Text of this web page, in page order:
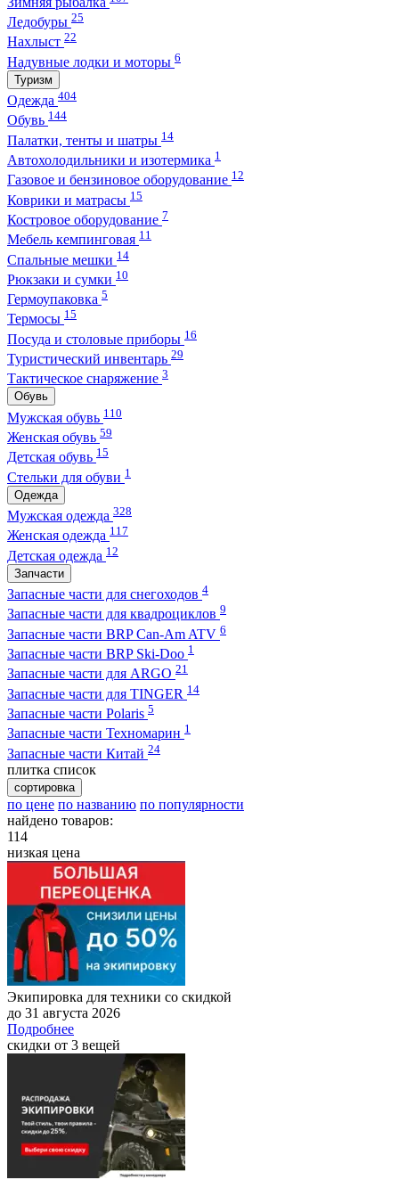
Ледобуры 25
Нахлыст 22
Надувные лодки и моторы 6
Туризм
Одежда 404
Обувь 144
Палатки, тенты и шатры 14
Автохолодильники и изотермика 1
Газовое и бензиновое оборудование 12
Коврики и матрасы 15
Костровое оборудование 7
Мебель кемпинговая 11
Спальные мешки 14
Рюкзаки и сумки 10
Гермоупаковка 5
Термосы 15
Посуда и столовые приборы 16
Туристический инвентарь 29
Тактическое снаряжение 3
Обувь
Мужская обувь 110
Женская обувь 59
Детская обувь 15
Стельки для обуви 1
Одежда
Мужская одежда 328
Женская одежда 117
Детская одежда 12
Запчасти
Запасные части для снегоходов 4
Запасные части для квадроциклов 9
Запасные части BRP Can-Am ATV 6
Запасные части BRP Ski-Doo 1
Запасные части для ARGO 21
Запасные части для TINGER 14
Запасные части Polaris 5
Запасные части Техномарин 1
Запасные части Китай 24
плитка список
сортировка
по цене по названию по популярности
найдено товаров:
114
низкая цена
Экипировка для техники со скидкой
до 31 августа 2026
Подробнее
скидки от 3 вещей